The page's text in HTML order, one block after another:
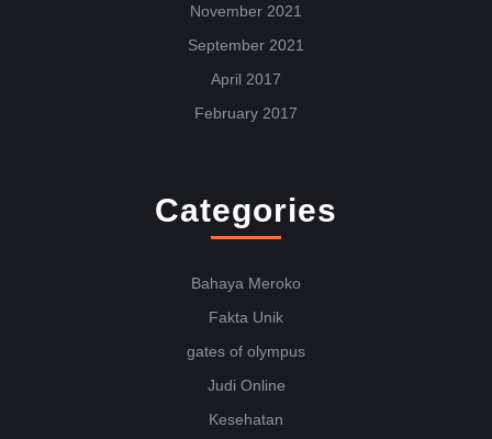
November 2021
September 2021
April 2017
February 2017
Categories
Bahaya Meroko
Fakta Unik
gates of olympus
Judi Online
Kesehatan